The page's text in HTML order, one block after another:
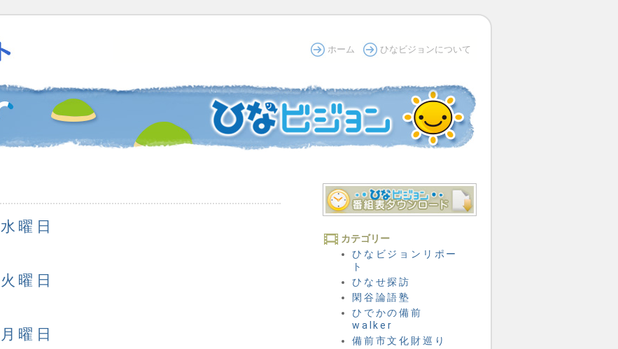
ホーム ひなビジョンについて
曜日
曜日
曜日
カテゴリー
ひなビジョンリポー
ト
ひなせ探訪
閑谷論語塾
ひでかの備前
walker
備前市文化財巡り